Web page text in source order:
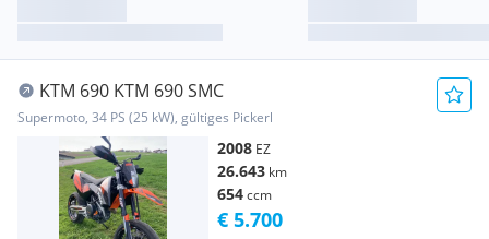
KTM 690 KTM 690 SMC
Supermoto, 34 PS (25 kW), gültiges Pickerl
2008 EZ
26.643 km
654ccm
€ 5.700